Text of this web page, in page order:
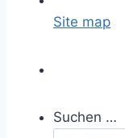
Site map
Suchen …